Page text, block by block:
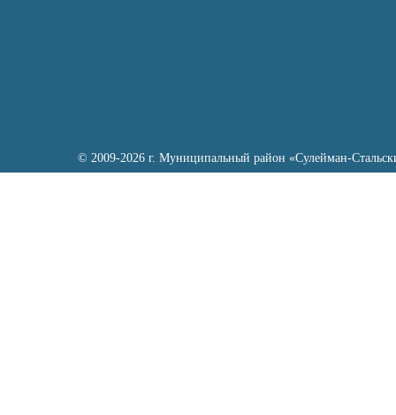
© 2009-2026 г. Муниципальный район «Сулейман-